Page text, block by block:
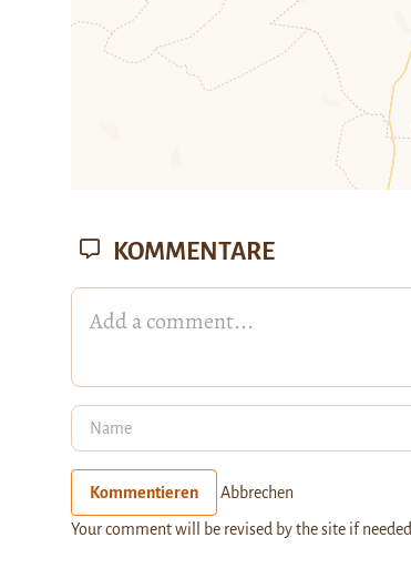
KOMMENTARE
Kommentieren Abbrechen
Your comment will be revised by the site if needed.